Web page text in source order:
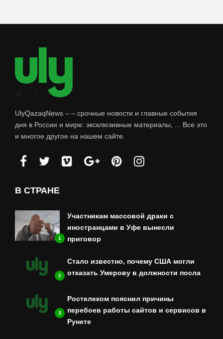
UlyQazaqNews – – срочные новости и главные события
дня в России и мире: эксклюзивные материалы, ... Все это
и многое другое на нашем сайте.
В СТРАНЕ
1
Участникам массовой драки с
иностранцами в Уфе вынесли
приговор
2
Стало известно, почему США могли
отказать Умерову в должности посла
3
Ростелеком пояснил причины
перебоев работы сайтов и сервисов в
Рунете